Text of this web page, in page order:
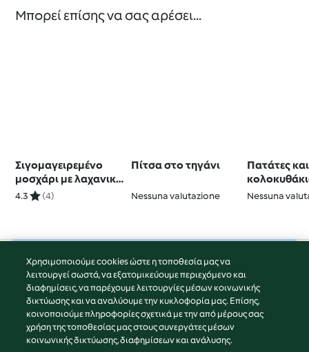
Μπορεί επίσης να σας αρέσει...
Σιγομαγειρεμένο
μοσχάρι με λαχανικά
(παραδοσιακό πιάτο
4.3 (4)
Πίτσα στο τηγάνι
Nessuna valutazione
Πατάτες και
φούρνο με
Nessuna
© Πνευματικά Δικαιώματα 2026
Όροι Χρήσης Υπηρεσίας
Πολιτική Απορρήτου
Δήλωση Αποποίησης Ευθύνης
Διαχειριστής ιστοσελίδας
Χρησιμοποιούμε cookies ώστε η τοποθεσία μας να
λειτουργεί σωστά, να εξατομικεύουμε περιεχόμενο και
διαφημίσεις, να παρέχουμε λειτουργίες μέσων κοινωνικής
δικτύωσης και να αναλύουμε την κυκλοφορία μας. Επίσης,
κοινοποιούμε πληροφορίες σχετικά με την από μέρους σας
χρήση της τοποθεσίας μας στους συνεργάτες μέσων
κοινωνικής δικτύωσης, διαφημίσεων και ανάλυσης.